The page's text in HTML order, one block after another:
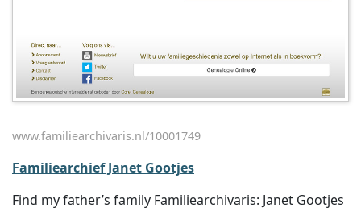
www.familiearchivaris.nl/10001749
Familiearchief Janet Gootjes
Find my father’s family Familiearchivaris: Janet Gootjes